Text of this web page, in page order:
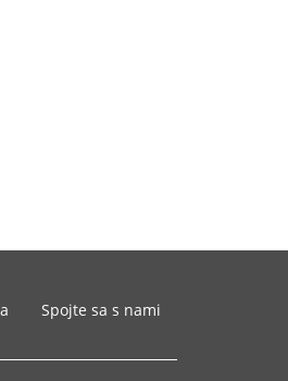
Spojte sa s nami